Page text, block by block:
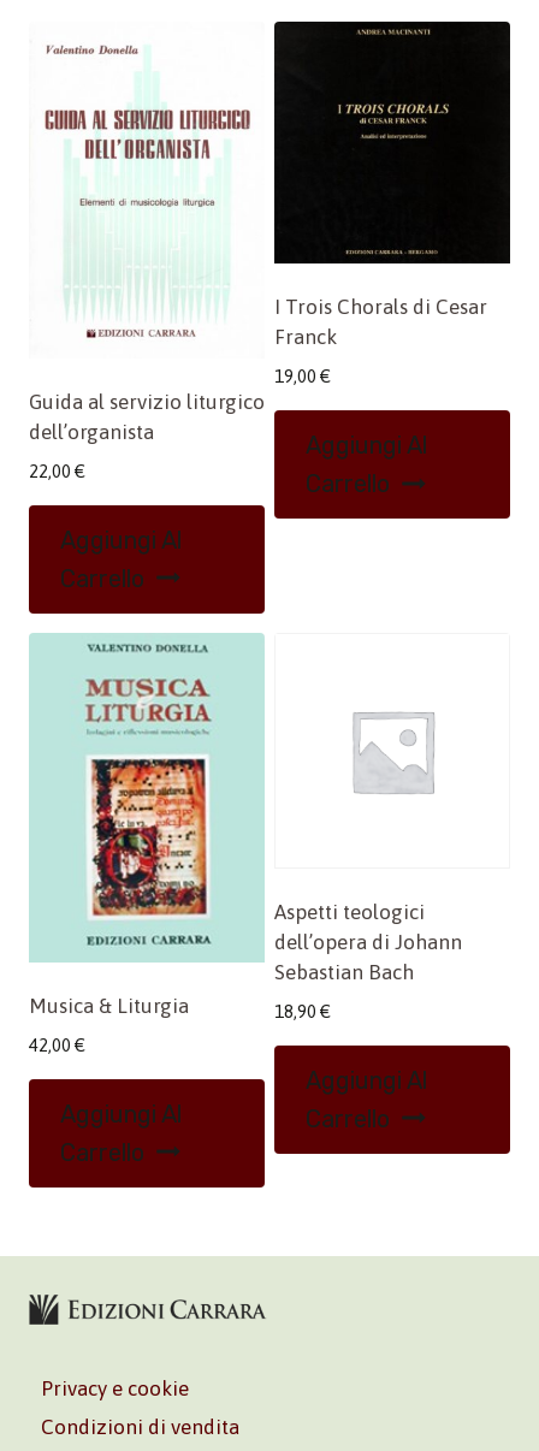
Guida al servizio liturgico
dell’organista
22,00 €
Aggiungi Al
Carrello
I Trois Chorals di Cesar
Franck
19,00 €
Aggiungi Al
Carrello
Musica & Liturgia
42,00 €
Aggiungi Al
Carrello
Aspetti teologici
dell’opera di Johann
Sebastian Bach
18,90 €
Aggiungi Al
Carrello
Privacy e cookie
Condizioni di vendita